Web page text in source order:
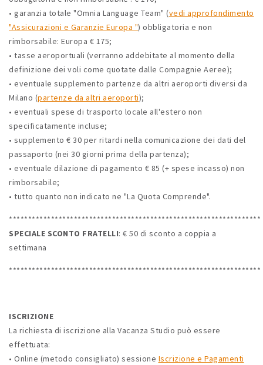
• garanzia totale "Omnia Language Team" (vedi approfondimento
"Assicurazioni e Garanzie Europa ") obbligatoria e non
rimborsabile: Europa € 175;
• tasse aeroportuali (verranno addebitate al momento della
definizione dei voli come quotate dalle Compagnie Aeree);
• eventuale supplemento partenze da altri aeroporti diversi da
Milano (partenze da altri aeroporti);
• eventuali spese di trasporto locale all'estero non
specificatamente incluse;
• supplemento € 30 per ritardi nella comunicazione dei dati del
passaporto (nei 30 giorni prima della partenza);
• eventuale dilazione di pagamento € 85 (+ spese incasso) non
rimborsabile;
• tutto quanto non indicato ne "La Quota Comprende".
******************************************************************
SPECIALE SCONTO FRATELLI: € 50 di sconto a coppia a
settimana
******************************************************************
ISCRIZIONE
La richiesta di iscrizione alla Vacanza Studio può essere
effettuata:
• Online (metodo consigliato) sessione Iscrizione e Pagamenti